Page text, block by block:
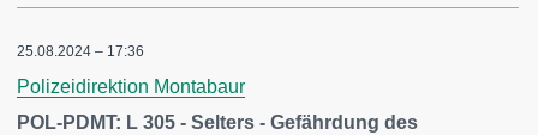
25.08.2024 – 17:36
Polizeidirektion Montabaur
POL-PDMT: L 305 - Selters - Gefährdung des